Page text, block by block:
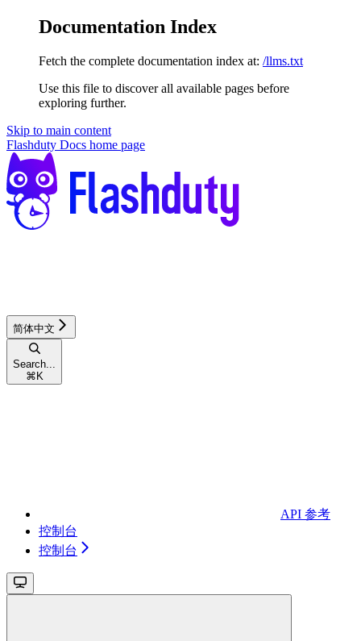
Documentation Index
Fetch the complete documentation index at: /llms.txt
Use this file to discover all available pages before
exploring further.
Skip to main content
Flashduty Docs home page
简体中文
Search...
⌘ K
API 参考
控制台
控制台